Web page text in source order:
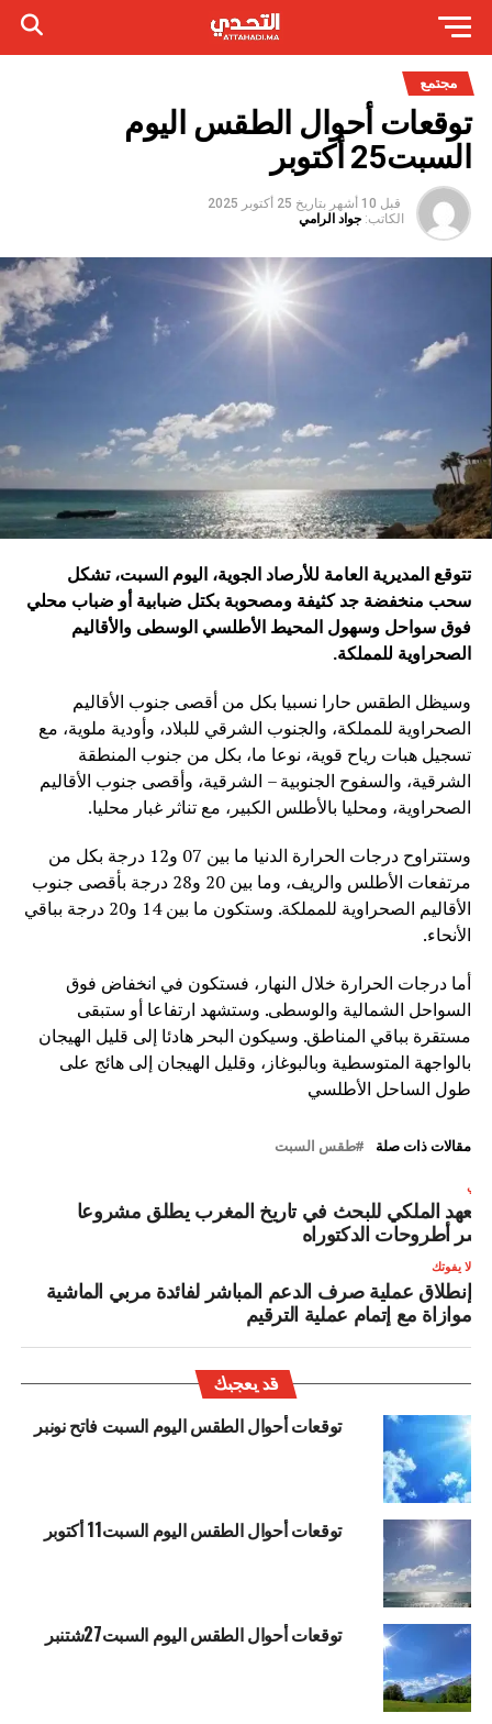
مجتمع
توقعات أحوال الطقس اليوم
السبت25 أكتوبر
قبل 10 أشهر بتاريخ 25 أكتوبر 2025
الكاتب: جواد الرامي
تتوقع المديرية العامة للأرصاد الجوية، اليوم السبت، تشكل
سحب منخفضة جد كثيفة ومصحوبة بكتل ضبابية أو ضباب محلي
فوق سواحل وسهول المحيط الأطلسي الوسطى والأقاليم
الصحراوية للمملكة.
وسيظل الطقس حارا نسبيا بكل من أقصى جنوب الأقاليم
الصحراوية للمملكة، والجنوب الشرقي للبلاد، وأودية ملوية، مع
تسجيل هبات رياح قوية، نوعا ما، بكل من جنوب المنطقة
الشرقية، والسفوح الجنوبية – الشرقية، وأقصى جنوب الأقاليم
الصحراوية، ومحليا بالأطلس الكبير، مع تناثر غبار محليا.
وستتراوح درجات الحرارة الدنيا ما بين 07 و12 درجة بكل من
مرتفعات الأطلس والريف، وما بين 20 و28 درجة بأقصى جنوب
الأقاليم الصحراوية للمملكة. وستكون ما بين 14 و20 درجة بباقي
الأنحاء.
أما درجات الحرارة خلال النهار، فستكون في انخفاض فوق
السواحل الشمالية والوسطى. وستشهد ارتفاعا أو ستبقى
مستقرة بباقي المناطق. وسيكون البحر هادئا إلى قليل الهيجان
بالواجهة المتوسطية وبالبوغاز، وقليل الهيجان إلى هائج على
طول الساحل الأطلسي
مقالات ذات صلة طقس السبت
الملكي للبحث في تاريخ المغرب يطلق مشروعا
أطروحات الدكتوراه
لا يفوتك
إنطلاق عملية صرف الدعم المباشر لفائدة مربي الماشية
موازاة مع إتمام عملية الترقيم
قد يعجبك
توقعات أحوال الطقس اليوم السبت فاتح نونبر
توقعات أحوال الطقس اليوم السبت11 أكتوبر
توقعات أحوال الطقس اليوم السبت27شتنبر